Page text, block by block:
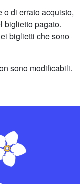
o di errato acquisto,
biglietto pagato.
biglietti che sono
sono modificabili.